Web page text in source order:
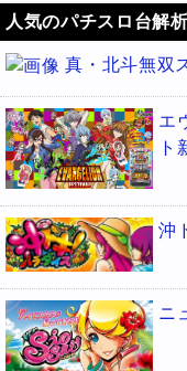
人気のパチスロ台解
真・北斗無双
エ
ト
沖
ニ